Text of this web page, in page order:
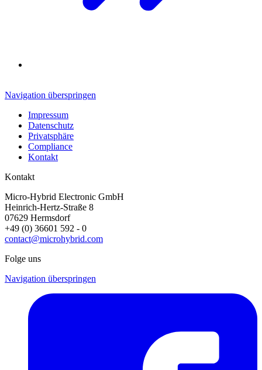
Navigation überspringen
Impressum
Datenschutz
Privatsphäre
Compliance
Kontakt
Kontakt
Micro-Hybrid Electronic GmbH
Heinrich-Hertz-Straße 8
07629 Hermsdorf
+49 (0) 36601 592 - 0
contact@microhybrid.com
Folge uns
Navigation überspringen